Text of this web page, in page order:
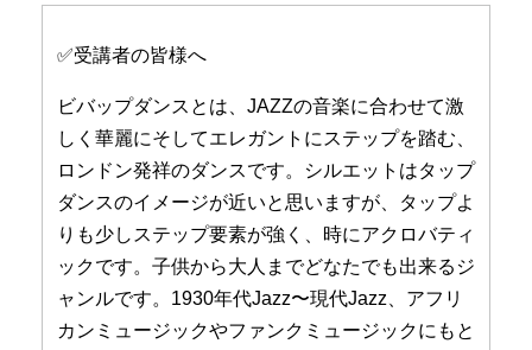
✅受講者の皆様へ
ビバップダンスとは、JAZZの音楽に合わせて激
しく華麗にそしてエレガントにステップを踏む、
ロンドン発祥のダンスです。シルエットはタップ
ダンスのイメージが近いと思いますが、タップよ
りも少しステップ要素が強く、時にアクロバティ
ックです。子供から大人までどなたでも出来るジ
ャンルです。1930年代Jazz〜現代Jazz、アフリ
カンミュージックやファンクミュージックにもと